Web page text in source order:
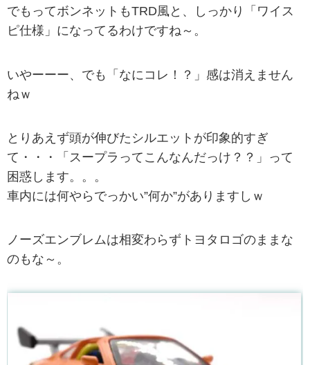
でもってボンネットもTRD風と、しっかり「ワイス
ピ仕様」になってるわけですね～。
いやーーー、でも「なにコレ！？」感は消えません
ねｗ
とりあえず頭が伸びたシルエットが印象的すぎ
て・・・「スープラってこんなんだっけ？？」って
困惑します。。。
車内には何やらでっかい”何か”がありますしｗ
ノーズエンブレムは相変わらずトヨタロゴのままな
のもな～。